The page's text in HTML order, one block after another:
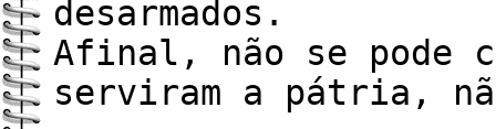
desarmados.
Afinal, não se pode
serviram a pátria,